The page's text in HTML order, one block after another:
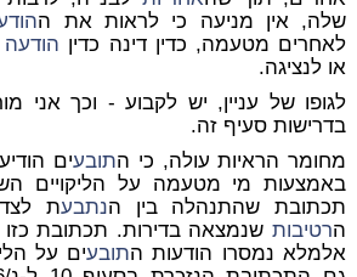
שלה, אין מניעה כי לראות את ה
לאחרים מטעמה, כדין דינה כדין הודעה
או לנציגה.
לגופו של עניין, יש לקבוע - וכך אני
בדרישות סעיף זה.
מחומר הראיות עולה, כי התובעים
באמצעות מי מטעמה על הליקויים
תכתובת שהתנהלה בין הנתבעת
הרטיבותשנמצאה בדירות. תכתובת
אלמלא נמסרו הודעות התובעים על